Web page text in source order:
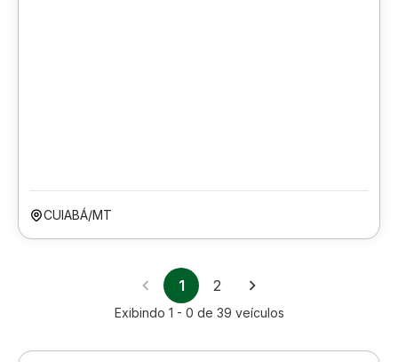
CUIABÁ/MT
1 2
Exibindo 1 - 0 de 39 veículos